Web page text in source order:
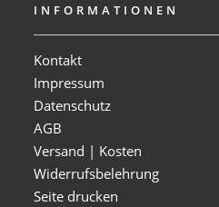
INFORMATIONEN
Kontakt
Impressum
Datenschutz
AGB
Versand | Kosten
Widerrufsbelehrung
Seite drucken